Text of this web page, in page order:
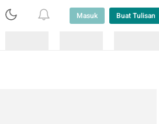
Masuk Buat Tulisan